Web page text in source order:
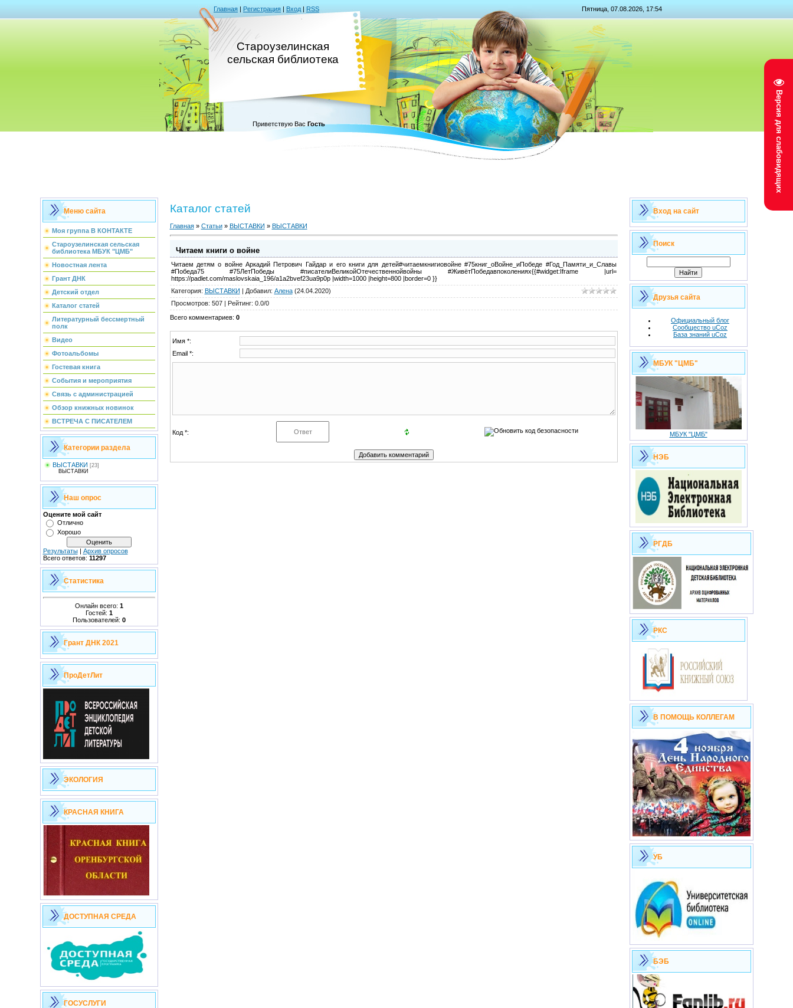
Версия для слабовидящих
Главная | Регистрация | Вход | RSS Пятница, 07.08.2026, 17:54
Староузелинская
сельская библиотека
Приветствую Вас Гость
Меню сайта
Моя группа В КОНТАКТЕ
Староузелинская сельская
библиотека МБУК "ЦМБ"
Новостная лента
Грант ДНК
Детский отдел
Каталог статей
Литературный бессмертный
полк
Видео
Фотоальбомы
Гостевая книга
События и мероприятия
Связь с администрацией
Обзор книжных новинок
ВСТРЕЧА С ПИСАТЕЛЕМ
Категории раздела
ВЫСТАВКИ [23]
ВЫСТАВКИ
Наш опрос
Оцените мой сайт
Отлично
Хорошо
Результаты| Архив опросов
Всего ответов: 11297
Статистика
Онлайн всего: 1
Гостей: 1
Пользователей: 0
Грант ДНК 2021
ПроДетЛит
ЭКОЛОГИЯ
КРАСНАЯ КНИГА
ДОСТУПНАЯ СРЕДА
ГОСУСЛУГИ
Каталог статей
Главная» Статьи» ВЫСТАВКИ » ВЫСТАВКИ
Читаем книги о войне
Читаем детям о войне Аркадий Петрович Гайдар и его книги для детей#читаемкнигиовойне #75книг_оВойне_иПобеде #Год_Памяти_и_Славы
#Победа75 #75ЛетПобеды #писателиВеликойОтечественнойвойны #ЖивётПобедавпоколениях{{#widget:Iframe |url=
https://padlet.com/maslovskaia_196/a1a2bvef23ua9p0p |width=1000 |height=800 |border=0 }}
Категория: ВЫСТАВКИ | Добавил: Алена(24.04.2020)
Просмотров: 507 | Рейтинг: 0.0/0
Всего комментариев: 0
Имя *:
Email *:
Код *:
Вход на сайт
Поиск
Друзья сайта
Официальный блог
Сообщество uCoz
База знаний uCoz
МБУК "ЦМБ"
МБУК "ЦМБ"
НЭБ
РГДБ
РКС
В ПОМОЩЬ КОЛЛЕГАМ
УБ
БЭБ